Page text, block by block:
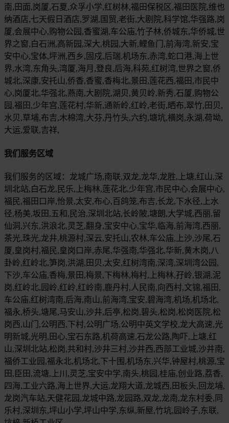
南,田面,岗厦,石夏,众孚小学,红树林,福田保税区,福田医院,维也
纳酒店,七天假日酒店,罗湖,国贸,老街,大剧院,科学馆,华强路,岗
厦,会展中心,购物公园,香蜜湖,车公庙,竹子林,侨城东,华侨城,世
界之窗,白石洲,高新园,深大,桃园,大新,鲤鱼门,前海湾,新安,宝
安中心,宝体,坪洲,西乡,固戍,后瑞,机场东,赤湾,蛇口港,海上世
界,水湾,东角头,湾厦,海月,登良,后海,科苑,红树湾,世界之窗,侨
城北,深康,安托山,侨香,香蜜,香梅北,景田,莲花西,福田,市民中
心,岗厦北,华强北,燕南,大剧院,湖贝,黄贝岭,新秀,石厦,购物公
园,福田,少年宫,莲花村,华新,通新岭,红岭,老街,晒布,翠竹,田贝,
水贝,草埔,布吉,木棉湾,大芬,丹竹头,六约,塘坑,横岗,永湖,荷坳,
大运,爱联,吉祥,
我们服务区域
我们服务的区域：龙城广场,南联,双龙,龙华,龙胜,上塘,红山,深
圳北站,白石龙,民乐,上梅林,莲花北,少年宫,市民中心,会展中心,
福民,福田口岸,怡景,太安,布心,百鸽笼,布吉,长龙,下水径,上水
径,杨美,坂田,五和,民治,深圳北站,长岭陂,塘朗,大学城,西丽,留
仙洞,兴东,洪浪北,灵芝,翻身,宝安中心,宝华,临海,前海湾,西丽,
茶光,珠光,龙井,桃源村,深云,安托山,农林,车公庙,上沙,沙尾,石
厦,皇岗村,福民,皇岗口岸,赤尾,华强南,华强北,华新,黄木岗,八
卦岭,红岭北,笋岗,洪湖,田贝,太安,红树湾南,深湾,深圳湾公园,
下沙,车公庙,香梅,景田,梅景,下梅林,梅村,上梅林,孖岭,银湖,泥
岗,红岭北,园岭,红岭,红岭南,鹿丹村,人民南,向西村,文锦,福田,
车公庙,红树湾南,后海,南山,前海湾,宝安,碧海湾,机场,机场北,
福永,桥头,塘尾,马安山,沙井,后亭,松岗,碧头,松岗,松岗医院,松
岗西,山门,公明西,下村,公明广场,公明中英文学校,龙大高速,光
明新城,光明,田心,宝石东路,机荷高速,石龙公路,陶吓,上塘,红
山,深圳北站,松岗,共和村,沙井三村,沙井西,西部工业城,沙井南,
福侨工业园,福永北,机场北,下十围,机场东,兴华,钟屋村,桃源,宝
田,臣田,流塘,上川,灵芝,宝安中学,南头,桃园,桂庙,创业路,荔香,
四海,工业六路,海上世界,大运,龙翔大道,龙城西,田板头,回龙埔,
龙岗汽车站,天健花园,龙城中路,龙园路,双龙,龙南,龙东村委,同
乐村,深圳东,坪山小学,坪山中学,东纵,新屋,竹坑,园岭子,东联,